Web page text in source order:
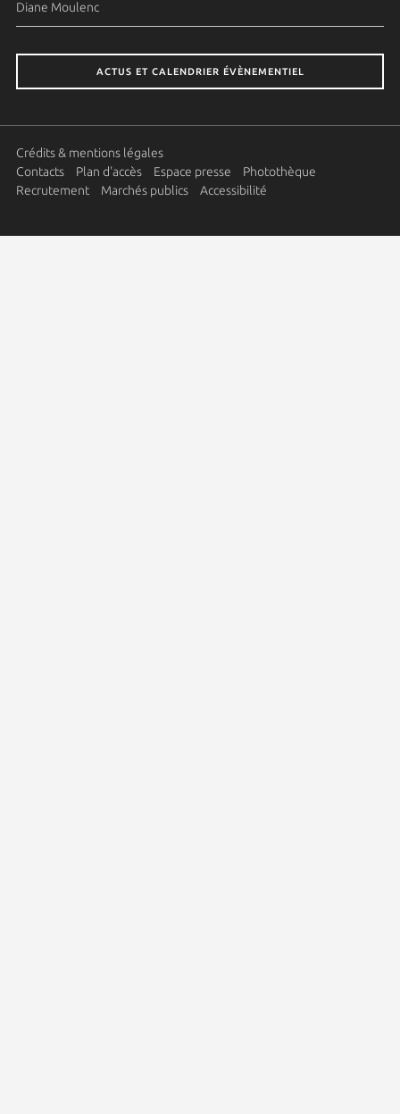
Diane Moulenc
ACTUS ET CALENDRIER ÉVÈNEMENTIEL
Crédits & mentions légales
Contacts
Plan d'accès Espace presse
Photothèque
Recrutement
Marchés publics Accessibilité